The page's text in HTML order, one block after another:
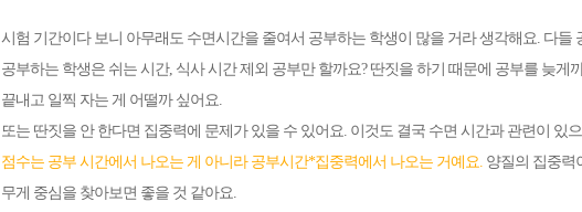
시험 기간이다 보니 아무래도 수면시간을 줄여서 공부하는 학생이 많을 거라 생각해요. 다들
공부하는 학생은 쉬는 시간, 식사 시간 제외 공부만 할까요? 딴짓을 하기 때문에 공부를 늦게
끝내고 일찍 자는 게 어떨까 싶어요.
또는 딴짓을 안 한다면 집중력에 문제가 있을 수 있어요. 이것도 결국 수면 시간과 관련이 있
점수는 공부 시간에서 나오는 게 아니라 공부시간*집중력에서 나오는 거예요. 양질의 집중력
무게 중심을 찾아보면 좋을 것 같아요.